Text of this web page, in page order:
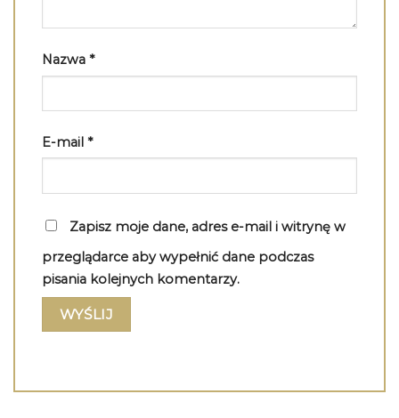
Nazwa *
E-mail *
Zapisz moje dane, adres e-mail i witrynę w
przeglądarce aby wypełnić dane podczas
pisania kolejnych komentarzy.